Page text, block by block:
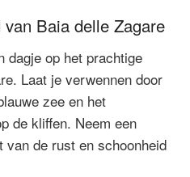
Baia delle Zagare
dagje op het prachtige
Laat je verwennen door
zee en het
de kliffen. Neem een
de rust en schoonheid